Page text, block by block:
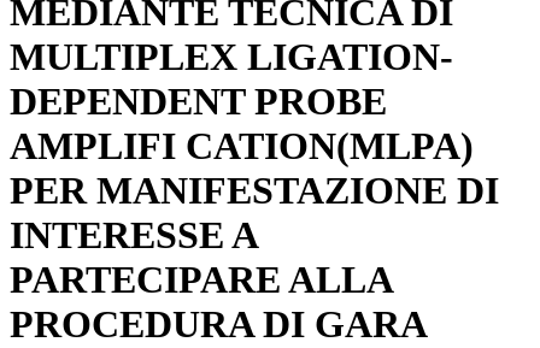
MEDIANTE TECNICA DI
MULTIPLEX LIGATION-
DEPENDENT PROBE
AMPLIFI CATION(MLPA)
PER MANIFESTAZIONE DI
INTERESSE A
PARTECIPARE ALLA
PROCEDURA DI GARA